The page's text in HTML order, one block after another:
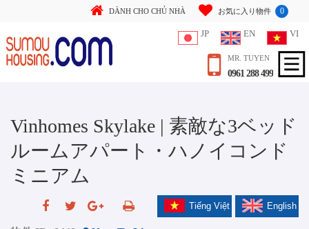
DÀNH CHO CHỦ NHÀ お気に入り物件 0
JP EN VI
MR. TUYEN
0961 288 499
Vinhomes Skylake | 素敵な3ベッド
ルームアパート・ハノイコンド
ミニアム
English
Tiếng Việt